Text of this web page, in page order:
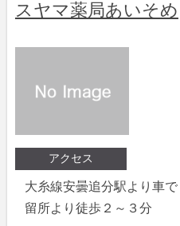
スヤマ薬局あいそめ
アクセス
大糸線安曇追分駅より車
留所より徒歩２～３分